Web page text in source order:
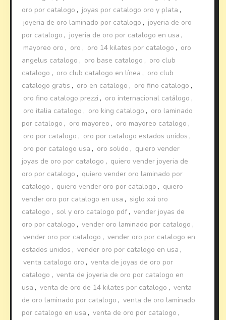
oro por catalogo , joyas por catalogo oro y plata ,
joyeria de oro laminado por catalogo , joyeria de oro
por catalogo , joyeria de oro por catalogo en usa ,
mayoreo oro , oro , oro 14 kilates por catalogo , oro
angelus catalogo , oro base catalogo , oro club
catalogo , oro club catalogo en línea , oro club
catalogo gratis , oro en catalogo , oro fino catalogo ,
oro fino catalogo prezzi , oro internacional catálogo ,
oro italia catalogo , oro king catalogo , oro laminado
por catalogo , oro mayoreo , oro mayoreo catalogo ,
oro por catalogo , oro por catalogo estados unidos ,
oro por catalogo usa , oro solido , quiero vender
joyas de oro por catalogo , quiero vender joyeria de
oro por catalogo , quiero vender oro laminado por
catalogo , quiero vender oro por catalogo , quiero
vender oro por catalogo en usa , siglo xxi oro
catalogo , sol y oro catalogo pdf , vender joyas de
oro por catalogo , vender oro laminado por catalogo ,
vender oro por catalogo , vender oro por catalogo en
estados unidos , vender oro por catalogo en usa ,
venta catalogo oro , venta de joyas de oro por
catalogo , venta de joyeria de oro por catalogo en
usa , venta de oro de 14 kilates por catalogo , venta
de oro laminado por catalogo , venta de oro laminado
por catalogo en usa , venta de oro por catalogo ,